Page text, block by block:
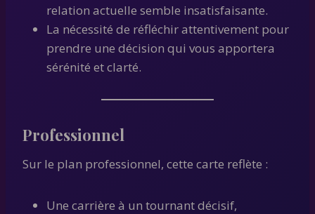
relation actuelle semble insatisfaisante.
La nécessité de réfléchir attentivement pour
prendre une décision qui vous apportera
sérénité et clarté.
Professionnel
Sur le plan professionnel, cette carte reflète :
Une carrière à un tournant décisif,